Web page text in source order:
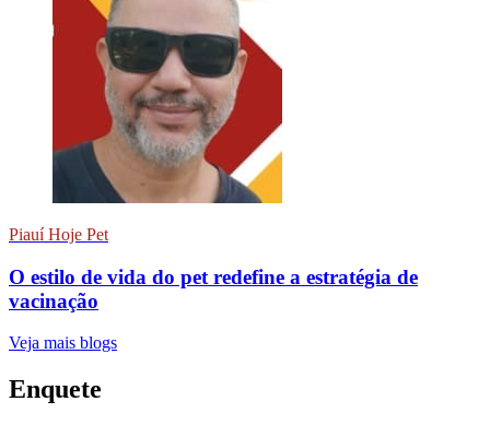
Piauí Hoje Pet
O estilo de vida do pet redefine a estratégia de
vacinação
Veja mais blogs
Enquete